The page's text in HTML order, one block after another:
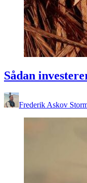
Sådan
Frederik Askov